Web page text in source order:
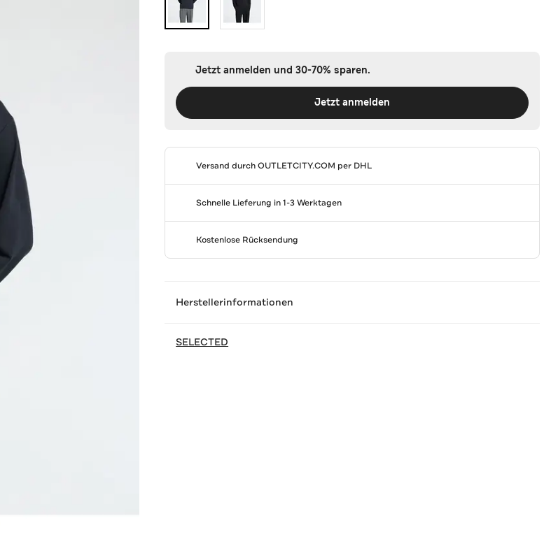
Jetzt anmelden und 30-70% sparen.
Jetzt anmelden
Versand durchOUTLETCITY.COM per DHL
Schnelle Lieferung in 1-3 Werktagen
Kostenlose Rücksendung
Herstellerinformationen
SELECTED